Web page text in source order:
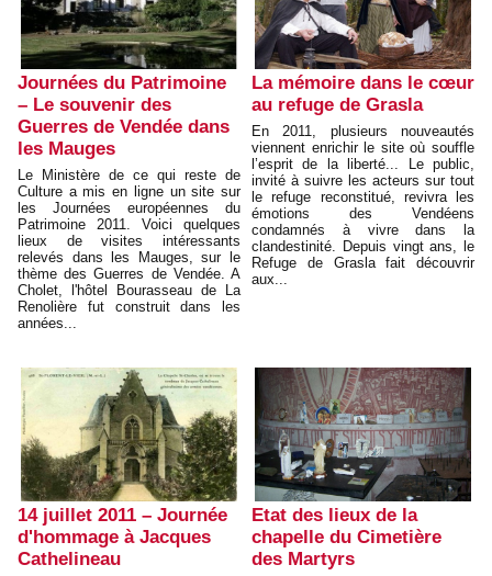
Journées du Patrimoine
– Le souvenir des
Guerres de Vendée dans
les Mauges
Le Ministère de ce qui reste de
Culture a mis en ligne un site sur
les Journées européennes du
Patrimoine 2011. Voici quelques
lieux de visites intéressants
relevés dans les Mauges, sur le
thème des Guerres de Vendée. A
Cholet, l'hôtel Bourasseau de La
Renolière fut construit dans les
années...
La mémoire dans le cœur
au refuge de Grasla
En 2011, plusieurs nouveautés
viennent enrichir le site où souffle
l’esprit de la liberté... Le public,
invité à suivre les acteurs sur tout
le refuge reconstitué, revivra les
émotions des Vendéens
condamnés à vivre dans la
clandestinité. Depuis vingt ans, le
Refuge de Grasla fait découvrir
aux...
14 juillet 2011 – Journée
d'hommage à Jacques
Cathelineau
Etat des lieux de la
chapelle du Cimetière
des Martyrs